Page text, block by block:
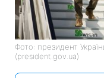
Фото: президент
(president.gov.ua)